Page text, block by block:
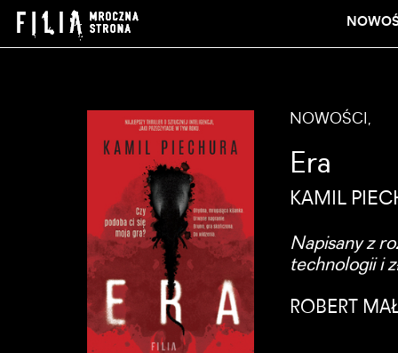
NOWOŚCI,
Era
KAMIL
Napisany z
technologii i
ROBERT